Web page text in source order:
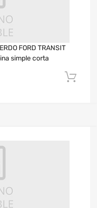
FORD TRANSIT
simple corta